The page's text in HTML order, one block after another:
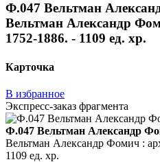
Ф.047 Вельтман
Вельтман Александр
1752-1886. - 1109 ед. хр.
Карточка
В избранное
Экспресс-заказ фрагмента
Ф.047 Вельтман Александр
Вельтман Александр Фомич :
1109 ед. хр.